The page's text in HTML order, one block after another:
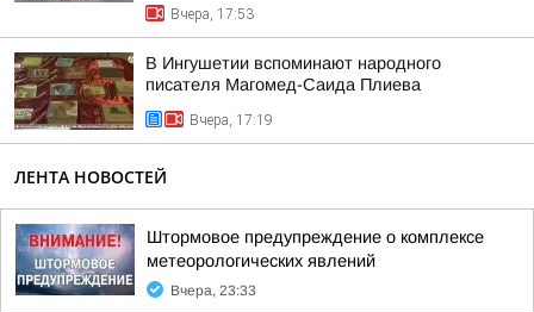
Вчера, 17:53
В Ингушетии вспоминают народного
писателя Магомед-Саида Плиева
Вчера, 17:19
ЛЕНТА НОВОСТЕЙ
Штормовое предупреждение о комплексе
метеорологических явлений
Вчера, 23:33